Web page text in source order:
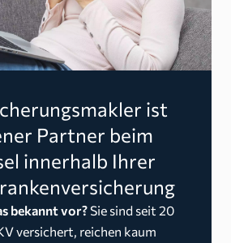
ist
Partner beim
innerhalb Ihrer
bekannt vor? Sie sind seit 20
versichert, reichen kaum